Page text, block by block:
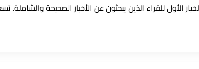
الأول للقراء الذين يبحثون عن الأخبار الصحيحة